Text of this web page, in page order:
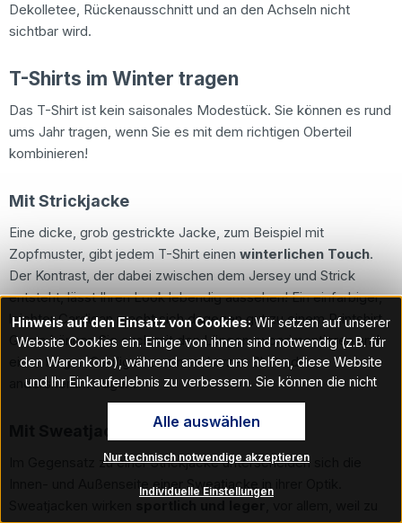
Dekolletee, Rückenausschnitt und an den Achseln nicht
sichtbar wird.
T-Shirts im Winter tragen
Das T-Shirt ist kein saisonales Modestück. Sie können es rund
ums Jahr tragen, wenn Sie es mit dem richtigen Oberteil
kombinieren!
Mit Strickjacke
Eine dicke, grob gestrickte Jacke, zum Beispiel mit
Zopfmuster, gibt jedem T-Shirt einen winterlichen Touch.
Der Kontrast, der dabei zwischen dem Jersey und Strick
entsteht, lässt Ihren Look lebendig aussehen! Ein einfarbiger,
leichter Cardigan macht sich dagegen gut zu einem Printshirt.
Gerne können Sie auch mit den Längen experimentieren und
einen langen Cardigan zu einem kurzen Shirt oder
andersherum tragen.
Im Gegensatz zu einer Strickjacke unterscheiden sich die
Innen- und Außenseite einer Sweatjacke in ihrer Optik.
Hinweis auf den Einsatz von Cookies: Wir setzen auf unserer
Website Cookies ein. Einige von ihnen sind notwendig (z.B. für
den Warenkorb), während andere uns helfen, diese Website
und Ihr Einkauferlebnis zu verbessern. Sie können die nicht
notwendigen Cookies mit Klick auf „OK“ akzeptieren oder per
Klick auf "Nur technisch notwendige akzeptieren" ablehnen. Den
Zugang zu den Cookie-Einstellungen finden Sie im Fußbereich
unserer Website im Menüpunkt „Informationen“. Dort können Sie
Hinweis auf Verarbeitung Ihrer auf dieser Webseite erhobenen
Nur technisch notwendige akzeptieren
Individuelle Einstellungen
Alle auswählen